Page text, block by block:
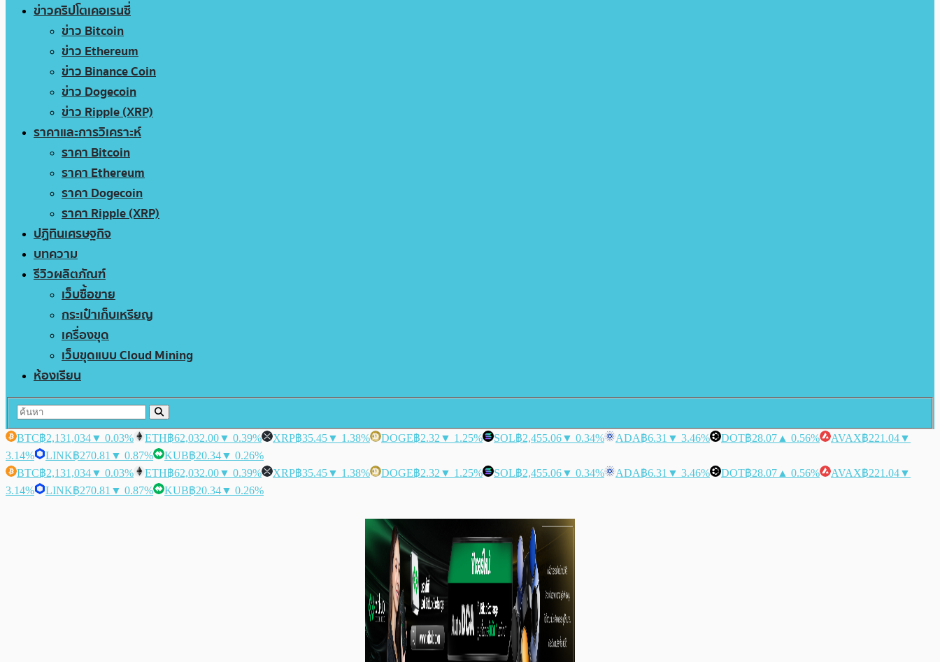
ข่าวคริปโตเคอเรนซี่
ข่าว Bitcoin
ข่าว Ethereum
ข่าว Binance Coin
ข่าว Dogecoin
ข่าว Ripple (XRP)
ราคาและการวิเคราะห์
ราคา Bitcoin
ราคา Ethereum
ราคา Dogecoin
ราคา Ripple (XRP)
ปฏิทินเศรษฐกิจ
บทความ
รีวิวผลิตภัณฑ์
เว็บซื้อขาย
กระเป๋าเก็บเหรียญ
เครื่องขุด
เว็บขุดแบบ Cloud Mining
ห้องเรียน
BTC฿2,131,034▼ 0.03% ETH฿62,032.00▼ 0.39% XRP฿35.45▼ 1.38% DOGE฿2.32 ▼ 1.25% SOL฿2,455.06▼ 0.34% ADA฿6.31 ▼ 3.46% DOT฿28.07 ▲ 0.56% AVAX฿221.04▼
3.14%
LINK฿270.81 ▼ 0.87% KUB฿20.34▼ 0.26%
BTC฿2,131,034▼ 0.03% ETH฿62,032.00▼ 0.39% XRP฿35.45▼ 1.38% DOGE฿2.32 ▼ 1.25% SOL฿2,455.06▼ 0.34% ADA฿6.31 ▼ 3.46% DOT฿28.07 ▲ 0.56% AVAX฿221.04▼
3.14%
LINK฿270.81 ▼ 0.87% KUB฿20.34▼ 0.26%